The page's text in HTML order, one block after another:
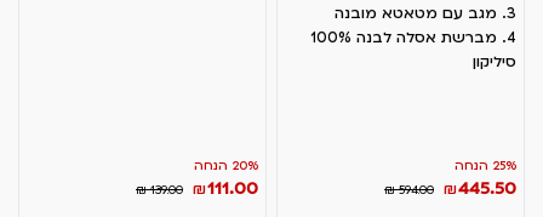
3. מגב עם מטאטא מובנה
4. מברשת אסלה לבנה 100%
סיליקון
25% הנחה
₪445.50
₪ 594.00
20% הנחה
₪111.00
₪ 139.00